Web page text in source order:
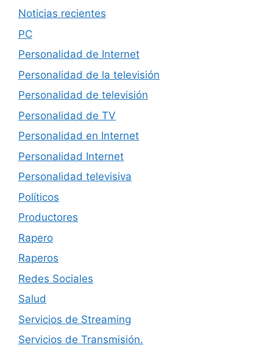
Noticias recientes
PC
Personalidad de Internet
Personalidad de la televisión
Personalidad de televisión
Personalidad de TV
Personalidad en Internet
Personalidad Internet
Personalidad televisiva
Políticos
Productores
Rapero
Raperos
Redes Sociales
Salud
Servicios de Streaming
Servicios de Transmisión.